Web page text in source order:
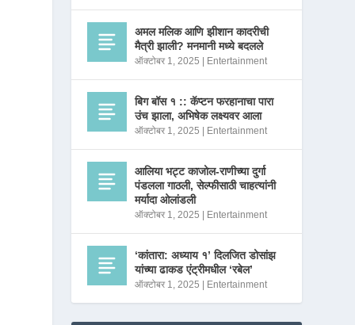
अमल मलिक आणि झीशान कादरीची
मैत्री झाली? मनमानी मध्ये बदलले
ऑक्टोबर 1, 2025 Entertainment
बिग बॉस १ :: कॅप्टन फरहानाचा पारा
उंच झाला, अभिषेक लक्ष्यवर आला
ऑक्टोबर 1, 2025 Entertainment
आलिया भट्ट काजोल-राणीच्या दुर्गा
पंडलला गाठली, सेल्फीसाठी चाहत्यांनी
मर्यादा ओलांडली
ऑक्टोबर 1, 2025 Entertainment
‘कांतारा: अध्याय १’ दिलजित डोसांझ
यांच्या ढाकड एंट्रीमधील ‘रबेल’
ऑक्टोबर 1, 2025 Entertainment